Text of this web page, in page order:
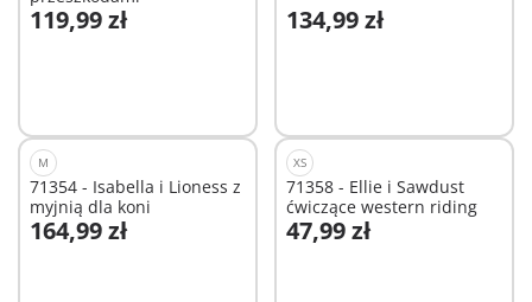
119,99 zł
Dodaj do koszyka 134,99 zł
Dodaj do koszyka
M
71354 - Isabella i Lioness z
myjnią dla koni
164,99 zł
Dodaj do koszyka
XS
71358 - Ellie i Sawdust
ćwiczące western riding
47,99 zł
Dodaj do koszyka